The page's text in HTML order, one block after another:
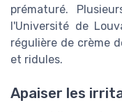
prématuré.
l'Université de
régulière de crème
et ridules.
Apaiser les